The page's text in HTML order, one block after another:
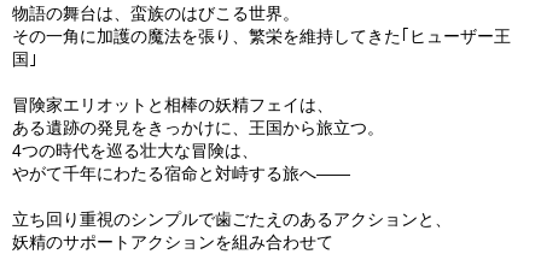
物語の舞台は、蛮族のはびこる世界。
その一角に加護の魔法を張り、繁栄を維持してきた｢ヒューザー王
国｣
冒険家エリオットと相棒の妖精フェイは、
ある遺跡の発見をきっかけに、王国から旅立つ。
4つの時代を巡る壮大な冒険は、
やがて千年にわたる宿命と対峙する旅へ――
立ち回り重視のシンプルで歯ごたえのあるアクションと、
妖精のサポートアクションを組み合わせて